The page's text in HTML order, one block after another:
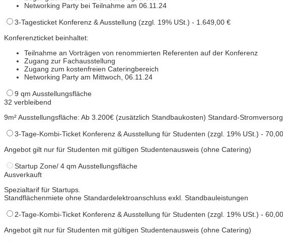
Networking Party bei Teilnahme am 06.11.24
3-Tagesticket Konferenz & Ausstellung (zzgl. 19% USt.) - 1.649,00 €
Konferenzticket beinhaltet:
Teilnahme an Vorträgen von renommierten Referenten auf der Konferenz
Zugang zur Fachausstellung
Zugang zum kostenfreien Cateringbereich
Networking Party am Mittwoch, 06.11.24
9 qm Ausstellungsfläche
32 verbleibend
9m² Ausstellungsfläche: Ab 3.200€ (zusätzlich Standbaukosten) Standard-
3-Tage-Kombi-Ticket Konferenz & Ausstellung für Studenten (zzgl. 19% USt.) -
Angebot gilt nur für Studenten mit gültigen Studentenausweis (ohne Catering)
Startup Zone/ 4 qm Ausstellungsfläche
Ausverkauft
Spezialtarif für Startups.
Standflächenmiete ohne Standardelektroanschluss exkl. Standbauleistungen
2-Tage-Kombi-Ticket Konferenz & Ausstellung für Studenten (zzgl. 19% USt.) -
Angebot gilt nur für Studenten mit gültigen Studentenausweis (ohne Catering)